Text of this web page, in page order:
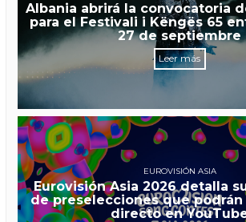
Albania abrirá la convocatoria
para el Festivali i Këngës 65
27 de septiembre
Leer más
EUROVISIÓN ASIA
Eurovisión Asia 2026 detalla
de preselecciones que
directo en